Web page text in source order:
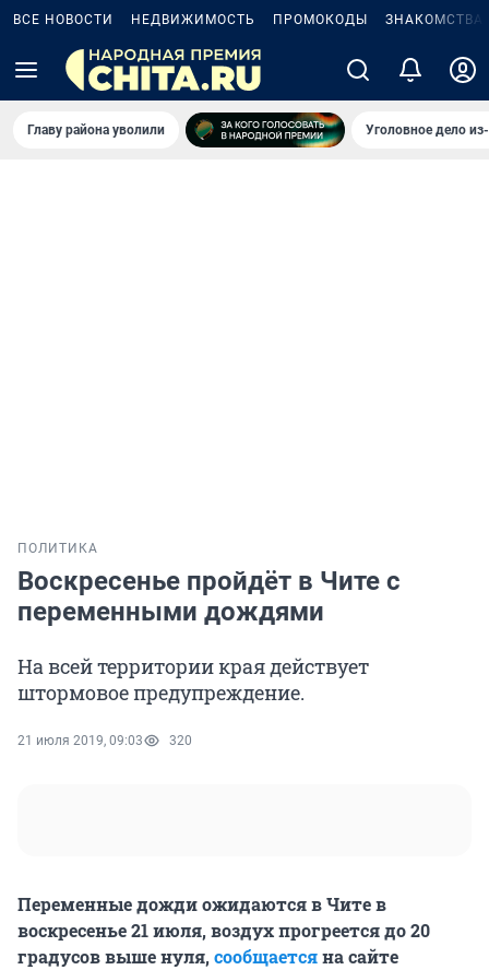
ВСЕ НОВОСТИ НЕДВИЖИМОСТЬ ПРОМОКОДЫ ЗНАКОМСТВА
Главу района уволили Уголовное дело
ПОЛИТИКА
Воскресенье пройдёт в Чите с
переменными дождями
На всей территории края действует
штормовое предупреждение.
21 июля 2019, 09:03 320
Переменные дожди ожидаются в Чите в
воскресенье 21 июля, воздух прогреется до 20
градусов выше нуля,сообщаетсяна сайте